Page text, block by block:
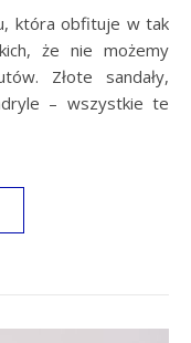
która obfituje w tak
że nie możemy
Złote sandały,
– wszystkie te